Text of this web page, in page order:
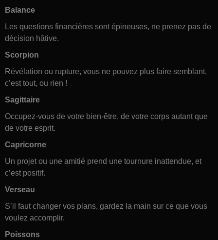
Balance
Les questions financières sont épineuses, ne prenez pas de
décision hâtive.
Scorpion
Révélation ou rupture, vous ne pouvez plus faire semblant,
c’est tout, ou rien !
Sagittaire
Occupez-vous de votre bien-être, de votre corps autant que
de votre esprit.
Capricorne
Un projet ou une amitié prend une tournure inattendue, et
c’est positif.
Verseau
S’il faut changer vos plans, gardez la main sur ce que vous
voulez accomplir.
Poissons